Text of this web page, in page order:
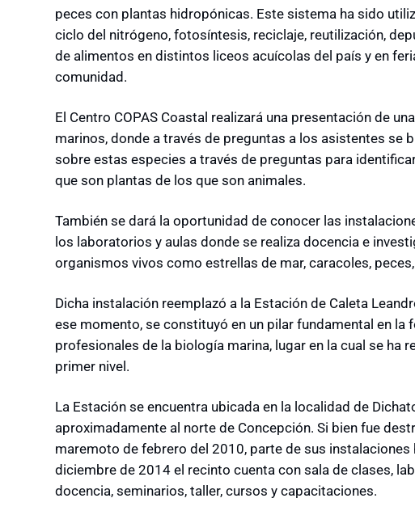
peces con plantas hidropónicas. Este sistema ha sido
ciclo del nitrógeno, fotosíntesis, reciclaje, reutilización,
de alimentos en distintos liceos acuícolas del país y en
comunidad.
El Centro COPAS Coastal realizará una presentación de
marinos, donde a través de preguntas a los asistentes se
sobre estas especies a través de preguntas para
que son plantas de los que son animales.
También se dará la oportunidad de conocer las
los laboratorios y aulas donde se realiza docencia e
organismos vivos como estrellas de mar, caracoles,
Dicha instalación reemplazó a la Estación de Caleta
ese momento, se constituyó en un pilar fundamental en la
profesionales de la biología marina, lugar en la cual se ha
primer nivel.
La Estación se encuentra ubicada en la localidad de
aproximadamente al norte de Concepción. Si bien fue
maremoto de febrero del 2010, parte de sus
diciembre de 2014 el recinto cuenta con sala de clases,
docencia, seminarios, taller, cursos y capacitaciones.